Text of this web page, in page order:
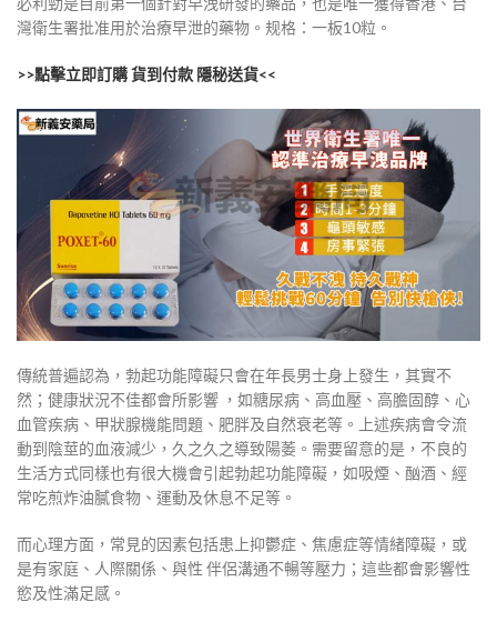
灣衛生署批准用於治療早泄的藥物。规格：一板10粒。
>>點擊立即訂購 貨到付款 隱秘送貨<<
傳統普遍認為，勃起功能障礙只會在年長男士身上發生，其實不
然；健康狀況不佳都會所影響 ，如糖尿病、高血壓、高膽固醇、心
血管疾病、甲狀腺機能問題、肥胖及自然衰老等。上述疾病會令流
動到陰莖的血液減少，久之久之導致陽萎。需要留意的是，不良的
生活方式同樣也有很大機會引起勃起功能障礙，如吸煙、酗酒、經
常吃煎炸油膩食物、運動及休息不足等。
而心理方面，常見的因素包括患上抑鬱症、焦慮症等情緒障礙，或
是有家庭、人際關係、與性 伴侶溝通不暢等壓力；這些都會影響性
慾及性滿足感。